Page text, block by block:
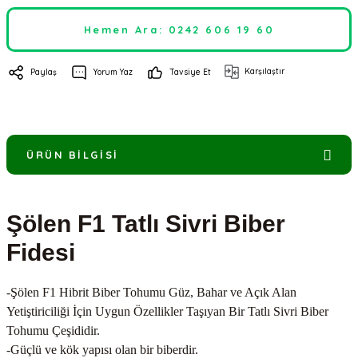
Hemen Ara: 0242 606 19 60
Paylaş Yorum Yaz Tavsiye Et Karşılaştır
ÜRÜN BILGISI
Şölen F1 Tatlı Sivri Biber
Fidesi
-Şölen F1 Hibrit Biber Tohumu Güz, Bahar ve Açık Alan
Yetiştiriciliği İçin Uygun Özellikler Taşıyan Bir Tatlı Sivri Biber
Tohumu Çeşididir.
-Güçlü ve kök yapısı olan bir biberdir.